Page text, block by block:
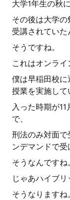
大学1年生の秋
その後は大学
受講されていた
そうですね。
これはオンライ
僕は早稲田校
授業を実施して
入った時期が
で、
刑法のみ対面
ンデマンドで受
そうなんですね
じゃあハイブリ
そうなりますね